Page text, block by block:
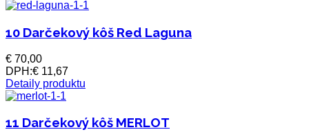
10 Darčekový kôš Red Laguna
€ 70,00
DPH:€ 11,67
Detaily produktu
11 Darčekový kôš MERLOT